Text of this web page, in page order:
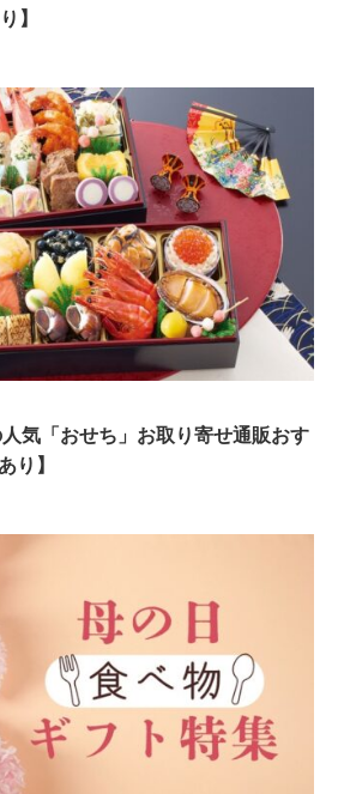
】
人気「おせち」お取り寄せ通販おす
り】